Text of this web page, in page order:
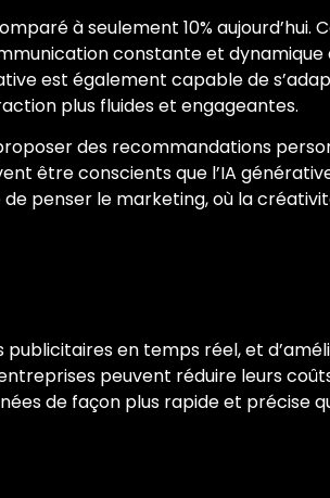
à seulement 10% aujourd’hui.
constante et dynamique
est également capable de
plus fluides et engageantes.
des recommandations
être conscients que l’IA
penser le marketing, où la
en temps réel, et
peuvent réduire leurs
de façon plus rapide et précise